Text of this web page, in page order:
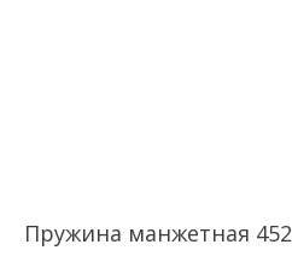
Пружина манжетная 452